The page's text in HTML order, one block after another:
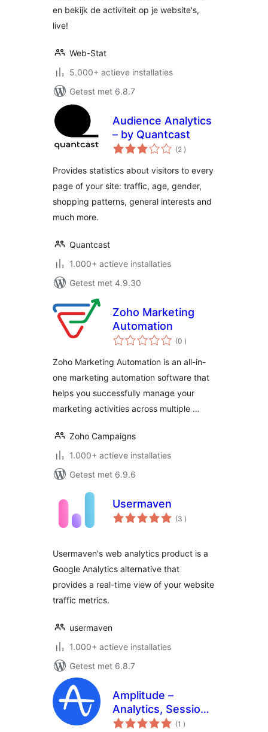
en bekijk de activiteit op je website's,
live!
Web-Stat
5.000+ actieve installaties
Getest met 6.8.7
Audience Analytics
– by Quantcast
(2 aantal
beoordelingen
)
Provides statistics about visitors to every
page of your site: traffic, age, gender,
shopping patterns, general interests and
much more.
Quantcast
1.000+ actieve installaties
Getest met 4.9.30
Zoho Marketing
Automation
(0 aantal
beoordelingen
)
Zoho Marketing Automation is an all-in-
one marketing automation software that
helps you successfully manage your
marketing activities across multiple …
Zoho Campaigns
1.000+ actieve installaties
Getest met 6.9.6
Usermaven
(3 aantal
beoordelingen
)
Usermaven's web analytics product is a
Google Analytics alternative that
provides a real-time view of your website
traffic metrics.
usermaven
1.000+ actieve installaties
Getest met 6.8.7
Amplitude –
Analytics, Session
Replay, A/B testing
(1 aantal
beoordelingen
)